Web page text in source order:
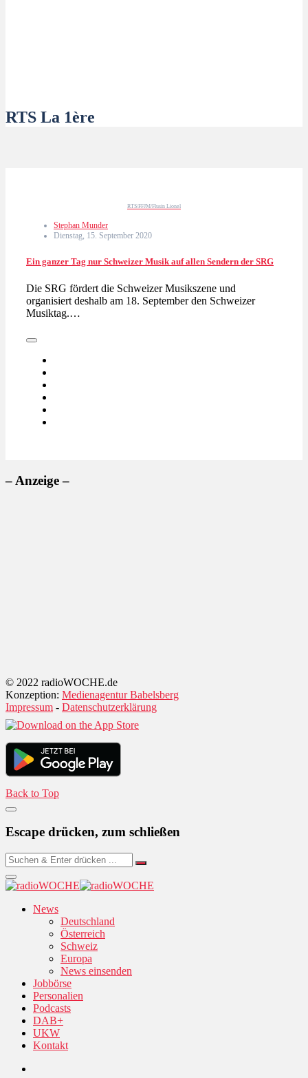
RTS La 1ère
RTS/FFJM/Flusin Lionel
Stephan Munder
Dienstag, 15. September 2020
Ein ganzer Tag nur Schweizer Musik auf allen Sendern der SRG
Die SRG fördert die Schweizer Musikszene und
organisiert deshalb am 18. September den Schweizer
Musiktag.…
– Anzeige –
© 2022 radioWOCHE.de
Konzeption: Medienagentur Babelsberg
Impressum - Datenschutzerklärung
Back to Top
Escape drücken, zum schließen
News
Deutschland
Österreich
Schweiz
Europa
News einsenden
Jobbörse
Personalien
Podcasts
DAB+
UKW
Kontakt